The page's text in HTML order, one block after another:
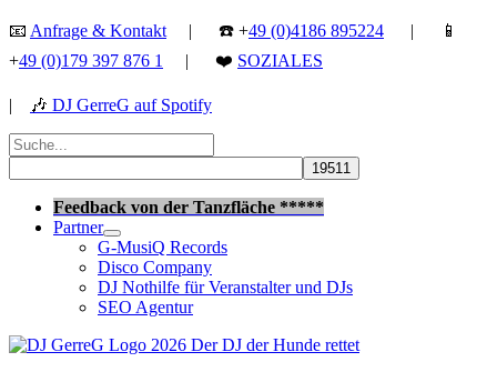
Zum
springen
📧 Anfrage & Kontakt | ☎️ +49 (0)4186 895224 | 📱
+49 (0)179 397 876 1 | ❤️ SOZIALES
| 🎶 DJ GerreG auf Spotify
Suchen
nach:
Feedback von der Tanzfläche *****
Partner
G-MusiQ Records
Disco Company
DJ Nothilfe für Veranstalter und DJs
SEO Agentur